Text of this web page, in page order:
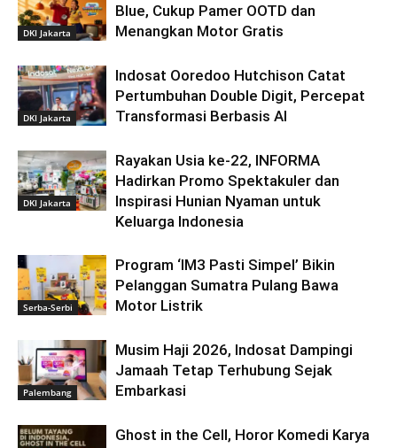
DKI Jakarta
Blue, Cukup Pamer OOTD dan
Menangkan Motor Gratis
DKI Jakarta
Indosat Ooredoo Hutchison Catat
Pertumbuhan Double Digit, Percepat
Transformasi Berbasis AI
DKI Jakarta
Rayakan Usia ke-22, INFORMA
Hadirkan Promo Spektakuler dan
Inspirasi Hunian Nyaman untuk
Keluarga Indonesia
Serba-Serbi
Program ‘IM3 Pasti Simpel’ Bikin
Pelanggan Sumatra Pulang Bawa
Motor Listrik
Palembang
Musim Haji 2026, Indosat Dampingi
Jamaah Tetap Terhubung Sejak
Embarkasi
Ghost in the Cell, Horor Komedi Karya